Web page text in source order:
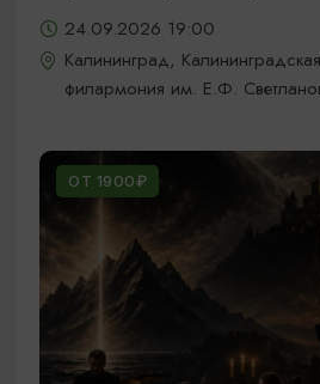
24.09.2026 19:00
Калининград,
филармония им. Е.Ф.
ОТ 1900₽